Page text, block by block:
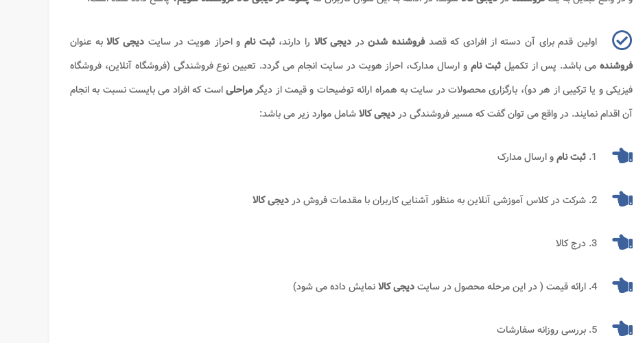
اولین قدم برای آن دسته از افرادی که قصدفروشنده شدندر دیجی کالا را دارند،ثبت نام و احراز هویت در سایتدیجی کالابه عنوان
فروشنده می باشد. پس از تکمیل ثبت نام و ارسال مدارک، احراز هویت در سایت انجام می گردد. تعیین نوع فروشندگی (فروشگاه آنلاین، فروشگاه
فیزیکی و یا ترکیبی از هر دو)، بارگزاری محصولات در سایت به همراه ارائه توضیحات و قیمت از دیگرمراحلیاست که افراد می بایست نسبت به انجام
آن اقدام نمایند. در واقع می توان گفت که مسیر فروشندگی دردیجی کالاشامل موارد زیر می باشد:
1. ثبت نامو ارسال مدارک
2. شرکت در کلاس آموزشی آنلاین به منظور آشنایی کاربران با مقدمات فروش در دیجی کالا
3. درج کالا
4. ارائه قیمت ( در این مرحله محصول در سایت دیجی کالانمایش داده می شود)
5. بررسی روزانه سفارشات